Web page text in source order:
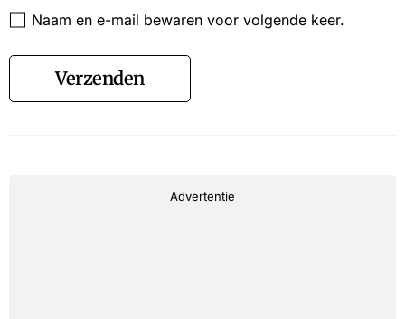
Naam en e-mail bewaren voor volgende keer.
Verzenden
Advertentie